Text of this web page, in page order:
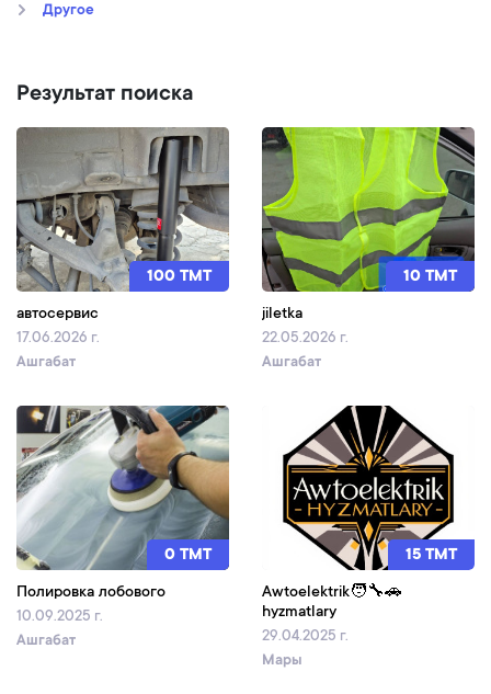
Другое
Результат поиска
100 TMT
автосервис
17.06.2026 г.
Ашгабат
10 TMT
jiletka
22.05.2026 г.
Ашгабат
0 TMT
Полировка лобового
10.09.2025 г.
Ашгабат
15 TMT
Awtoelektrik🧑‍🔧🚗
hyzmatlary
29.04.2025 г.
Мары